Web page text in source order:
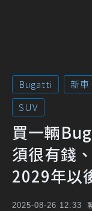
Bugatti 新車
SUV
買一輛
須很有錢
2029年以
2025-08-26 12:33